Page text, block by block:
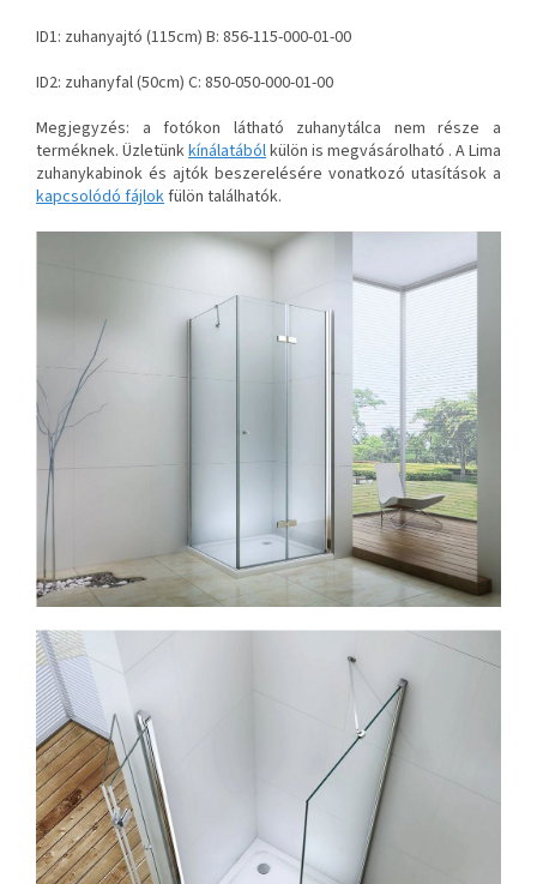
ID1: zuhanyajtó (115cm) B: 856-115-000-01-00
ID2: zuhanyfal (50cm) C: 850-050-000-01-00
Megjegyzés: a fotókon látható zuhanytálca nem része a
terméknek. Üzletünkkínálatábólkülön is megvásárolható . A Lima
zuhanykabinok és ajtók beszerelésére vonatkozó utasítások a
kapcsolódó fájlokfülön találhatók.